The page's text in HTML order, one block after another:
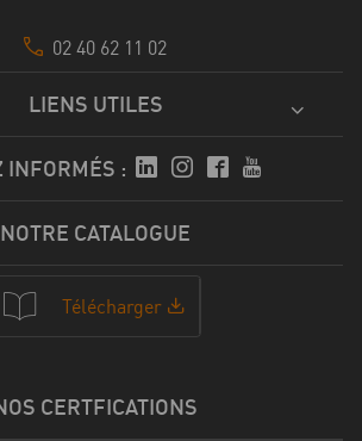
02 40 62 11 02
LIENS UTILES
INFORMÉS :
NOTRE CATALOGUE
Télécharger
CERTFICATIONS